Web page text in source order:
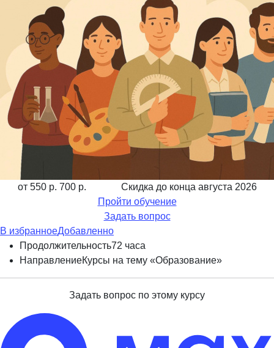
от 550 р. 700 р. Скидка до конца августа 2026
Пройти обучение
Задать вопрос
В избранноеДобавленно
Продолжительность72 часа
НаправлениеКурсы на тему «Образование»
Задать вопрос по этому курсу